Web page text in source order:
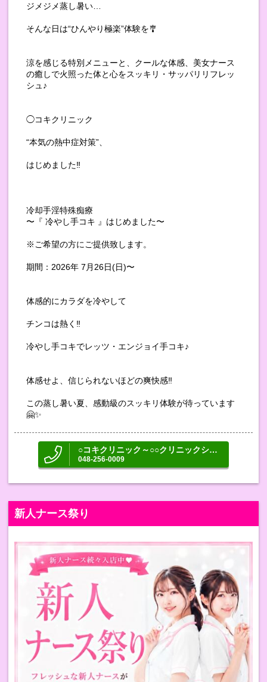
ジメジメ蒸し暑い…
そんな日は“ひんやり極楽”体験を🎐
涼を感じる特別メニューと、クールな体感、美女ナース
の癒しで火照った体と心をスッキリ・サッパリリフレッ
シュ♪
◯コキクリニック
“本気の熱中症対策”、
はじめました‼️
冷却手淫特殊痴療
〜『 冷やし手コキ 』はじめました〜
※ご希望の方にご提供致します。
期間：2026年 7月26日(日)〜
体感的にカラダを冷やして
チンコは熱く‼️
冷やし手コキでレッツ・エンジョイ手コキ♪
体感せよ、信じられないほどの爽快感‼️
この蒸し暑い夏、感動級のスッキリ体験が待っています
🤗✨
○コキクリニック～○○クリニックシリーズ～
048-256-0009
新人ナース祭り